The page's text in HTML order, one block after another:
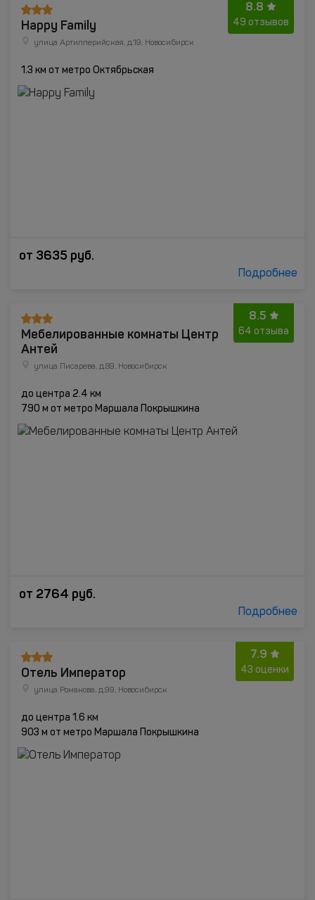
8.8
49 отзывов
Happy Family
улица Артиллерийская, д.19, Новосибирск
1.3 км от метро Октябрьская
от 3635 руб.
Подробнее
8.5
64 отзыва
Мебелированные комнаты Центр
Антей
улица Писарева, д.89, Новосибирск
до центра 2.4 км
790 м от метро Маршала Покрышкина
от 2764 руб.
Подробнее
7.9
43 оценки
Отель Император
улица Романова, д.99, Новосибирск
до центра 1.6 км
903 м от метро Маршала Покрышкина